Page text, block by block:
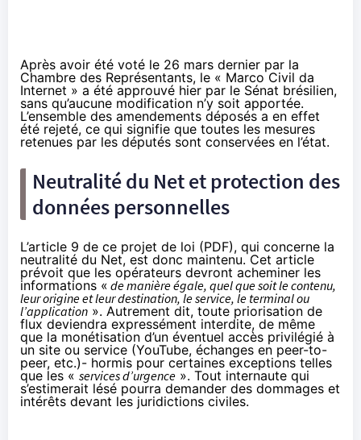
Après avoir été voté le 26 mars dernier par la
Chambre des Représentants, le « Marco Civil da
Internet » a été approuvé hier par le Sénat brésilien,
sans qu’aucune modification n’y soit apportée.
L’ensemble des amendements déposés a en effet
été rejeté, ce qui signifie que toutes les mesures
retenues par les députés sont conservées en l’état.
Neutralité du Net et protection des
données personnelles
L’article 9 de ce projet de loi (PDF), qui concerne la
neutralité du Net, est donc maintenu. Cet article
prévoit que les opérateurs devront acheminer les
informations « de manière égale, quel que soit le contenu,
leur origine et leur destination, le service, le terminal ou
l’application ». Autrement dit, toute priorisation de
flux deviendra expressément interdite, de même
que la monétisation d’un éventuel accès privilégié à
un site ou service (YouTube, échanges en peer-to-
peer, etc.)- hormis pour certaines exceptions telles
que les « services d’urgence ». Tout internaute qui
s’estimerait lésé pourra demander des dommages et
intérêts devant les juridictions civiles.